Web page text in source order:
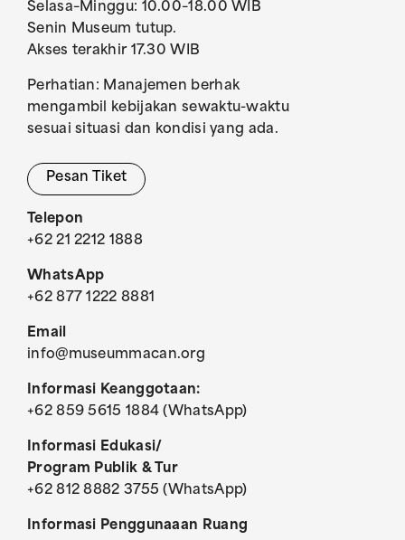
Selasa–Minggu: 10.00–18.00 WIB
Senin Museum tutup.
Akses terakhir 17.30 WIB
Perhatian: Manajemen berhak
mengambil kebijakan sewaktu-waktu
sesuai situasi dan kondisi yang ada.
Pesan Tiket
Telepon
+62 21 2212 1888
WhatsApp
+62 877 1222 8881
Email
info@museummacan.org
Informasi Keanggotaan:
+62 859 5615 1884 (WhatsApp)
Informasi Edukasi/
Program Publik & Tur
+62 812 8882 3755 (WhatsApp)
Informasi Penggunaaan Ruang